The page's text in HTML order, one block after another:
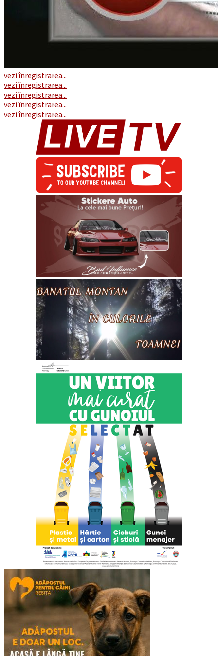
vezi înregistrarea...
vezi înregistrarea...
vezi înregistrarea...
vezi înregistrarea...
vezi înregistrarea...